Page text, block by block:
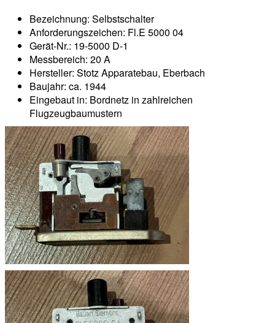
Bezeichnung: Selbstschalter
Anforderungszeichen: Fl.E 5000 04
Gerät-Nr.: 19-5000 D-1
Messbereich: 20 A
Hersteller: Stotz Apparatebau, Eberbach
Baujahr: ca. 1944
Eingebaut in: Bordnetz in zahlreichen
Flugzeugbaumustern